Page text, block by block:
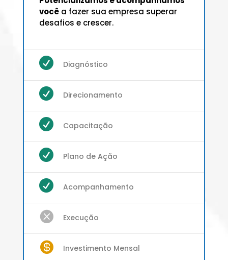
vocêa fazer sua empresa superar
desafios e crescer.
 Diagnóstico
 Direcionamento
 Capacitação
 Plano de Ação
 Acompanhamento
 Execução
 Investimento Mensal